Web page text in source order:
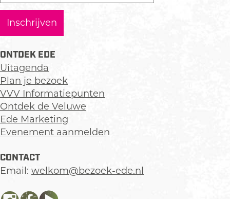
ONTDEK EDE
Uitagenda
Plan je bezoek
VVV Informatiepunten
Ontdek de Veluwe
Ede Marketing
Evenement aanmelden
CONTACT
Email: welkom@bezoek-ede.nl